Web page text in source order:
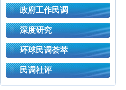
政府工作民调
深度研究
环球民调荟萃
民调社评